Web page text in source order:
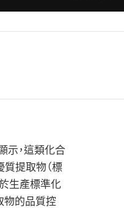
示，這類化合
提取物（標
生產標準化
物的品質控